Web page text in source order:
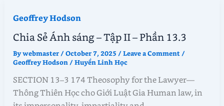
Tập
II
–
Phần
Geoffrey Hodson
Chia Sẻ Ánh sáng – Tập II – Phần 13.3
Bywebmaster /October 7, 2025 /Leave a Comment /
Geoffrey Hodson /Huyền Linh Học
SECTION 13–3 174 Theosophy for the Lawyer—
Thông Thiên Học cho Giới Luật Gia Human law, in